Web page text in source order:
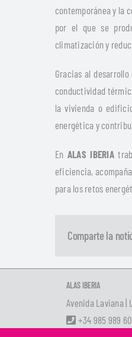
contemporánea y la
por el que se
climatización y
Gracias al
conductividad
la vivienda o
energética y
En ALAS IBERIA
eficiencia,
para los retos
Comparte la
ALAS IBERIA
Avenida Laviana |
+34 985 989